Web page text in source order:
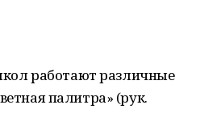
работают различные
палитра» (рук.